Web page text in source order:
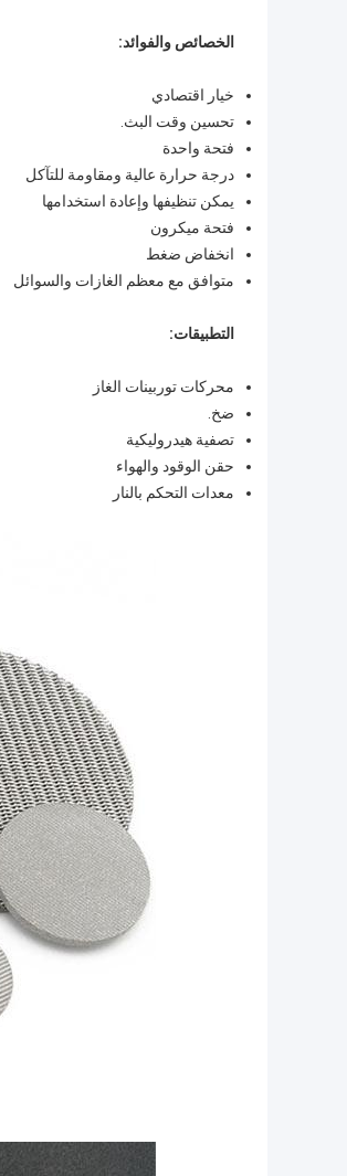
الخصائص والفوائد:
خيار اقتصادي
تحسين وقت البث.
فتحة واحدة
درجة حرارة عالية ومقاومة للتآكل
يمكن تنظيفها وإعادة استخدامها
فتحة ميكرون
انخفاض ضغط
متوافق مع معظم الغازات والسوائل
التطبيقات:
محركات توربينات الغاز
ضخ.
تصفية هيدروليكية
حقن الوقود والهواء
معدات التحكم بالنار